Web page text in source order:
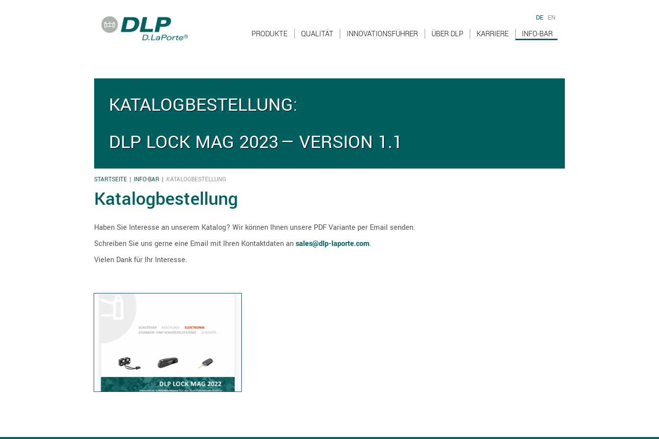
DE EN
PRODUKTE QUALITÄT INNOVATIONSFÜHRER ÜBER DLP KARRIERE INFO-BAR
KATALOGBESTELLUNG:
DLP LOCK MAG 2023 — VERSION 1.1
SIE SIND HIER
STARTSEITE INFO-BAR KATALOGBESTELLUNG
Katalogbestellung
Haben Sie Interesse an unserem Katalog? Wir können Ihnen unsere PDF Variante per Email senden.
Schreiben Sie uns gerne eine Email mit Ihren Kontaktdaten ansales@dlp-laporte.com.
Vielen Dank für Ihr Interesse.